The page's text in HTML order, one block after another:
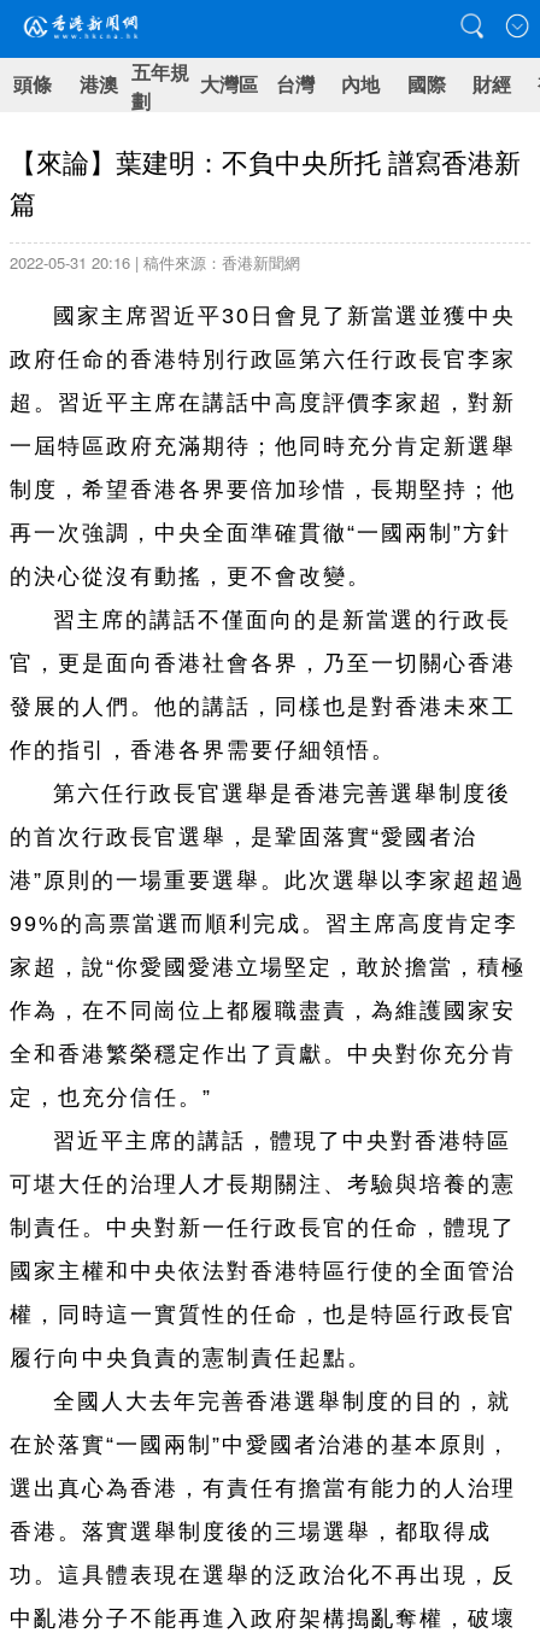
頭條 港澳 五年規
劃
大灣區 台灣 內地 國際 財經
【來論】葉建明：不負中央所托 譜寫香港新
篇
2022-05-31 20:16 | 稿件來源：香港新聞網
國家主席習近平30 日會見了新當選並獲中央
政府任命的香港特別行政區第六任行政長官李家
超。習近平主席在講話中高度評價李家超，對新
一屆特區政府充滿期待；他同時充分肯定新選舉
制度，希望香港各界要倍加珍惜，長期堅持；他
再一次強調，中央全面準確貫徹“一國兩制”方針
的決心從沒有動搖，更不會改變。
習主席的講話不僅面向的是新當選的行政長
官，更是面向香港社會各界，乃至一切關心香港
發展的人們。他的講話，同樣也是對香港未來工
作的指引，香港各界需要仔細領悟。
第六任行政長官選舉是香港完善選舉制度後
的首次行政長官選舉，是鞏固落實“愛國者治
港”原則的一場重要選舉。此次選舉以李家超超過
99%的高票當選而順利完成。習主席高度肯定李
家超，說“你愛國愛港立場堅定，敢於擔當，積極
作為，在不同崗位上都履職盡責，為維護國家安
全和香港繁榮穩定作出了貢獻。中央對你充分肯
定，也充分信任。”
習近平主席的講話，體現了中央對香港特區
可堪大任的治理人才長期關注、考驗與培養的憲
制責任。中央對新一任行政長官的任命，體現了
國家主權和中央依法對香港特區行使的全面管治
權，同時這一實質性的任命，也是特區行政長官
履行向中央負責的憲制責任起點。
全國人大去年完善香港選舉制度的目的，就
在於落實“一國兩制”中愛國者治港的基本原則，
選出真心為香港，有責任有擔當有能力的人治理
香港。落實選舉制度後的三場選舉，都取得成
功。這具體表現在選舉的泛政治化不再出現，反
中亂港分子不能再進入政府架構搗亂奪權，破壞